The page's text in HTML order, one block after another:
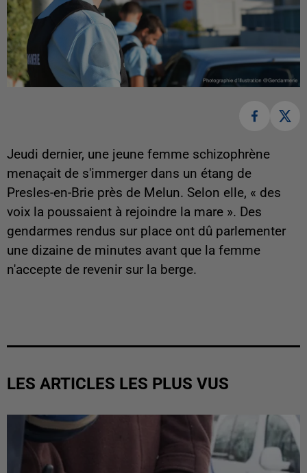
Jeudi dernier, une jeune femme schizophrène
menaçait de s'immerger dans un étang de
Presles-en-Brie près de Melun. Selon elle, « des
voix la poussaient à rejoindre la mare ». Des
gendarmes rendus sur place ont dû parlementer
une dizaine de minutes avant que la femme
n'accepte de revenir sur la berge.
LES ARTICLES LES PLUS VUS